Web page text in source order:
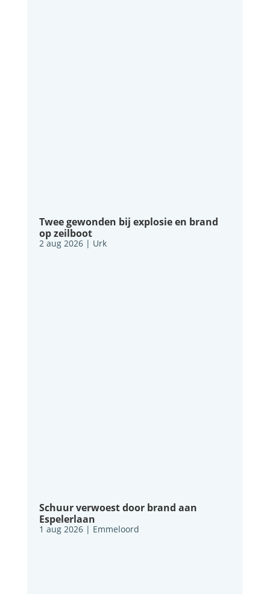
Twee gewonden bij explosie en brand
op zeilboot
2 aug 2026| Urk
Schuur verwoest door brand aan
Espelerlaan
1 aug 2026| Emmeloord